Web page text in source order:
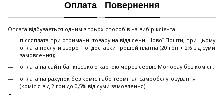
Оплата Повернення
Оплата відбувається одним з трьох способів на вибір клієнта:
післяплата при отриманні товару на відділенні Нової Пошти, при цьому
оплата послуги зворотної доставки грошей платна (20 грн + 2% від суми
замовлення);
оплата на сайті банківською картою через сервіс Monopay без комісії;
оплата на рахунок без комісії або термінал самообслуговування
(комісія від 2 грн до 0,5% від суми замовлення).